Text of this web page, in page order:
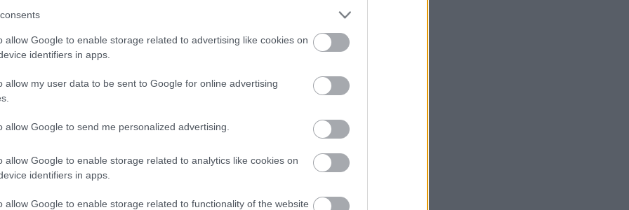
allow Google to enable storage related to advertising like cookies on
identifiers in apps.
allow my user data to be sent to Google for online advertising
allow Google to send me personalized advertising.
allow Google to enable storage related to analytics like cookies on
identifiers in apps.
allow Google to enable storage related to functionality of the website
στην αναμέτρηση με τη